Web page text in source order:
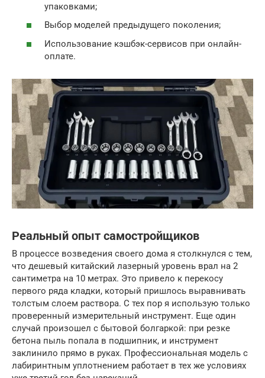
упаковками;
Выбор моделей предыдущего поколения;
Использование кэшбэк-сервисов при онлайн-
оплате.
Реальный опыт самостройщиков
В процессе возведения своего дома я столкнулся с тем,
что дешевый китайский лазерный уровень врал на 2
сантиметра на 10 метрах. Это привело к перекосу
первого ряда кладки, который пришлось выравнивать
толстым слоем раствора. С тех пор я использую только
проверенный измерительный инструмент. Еще один
случай произошел с бытовой болгаркой: при резке
бетона пыль попала в подшипник, и инструмент
заклинило прямо в руках. Профессиональная модель с
лабиринтным уплотнением работает в тех же условиях